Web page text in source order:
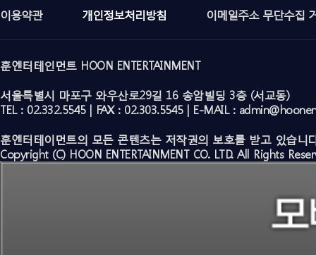
이용약관 개인정보처리방침 이메일주소 무단수집
훈엔터테인먼트 HOON ENTERTAINMENT
서울특별시 마포구 와우산로29길 16 송암빌딩 3층 (서교동)
TEL : 02.332.5545 | FAX : 02.303.5545 | E-MAIL :
훈엔터테이먼트의 모든 콘텐츠는 저작권의 보호를 받고 있습니
Copyright (C) HOON ENTERTAINMENT CO. LTD. All Rights